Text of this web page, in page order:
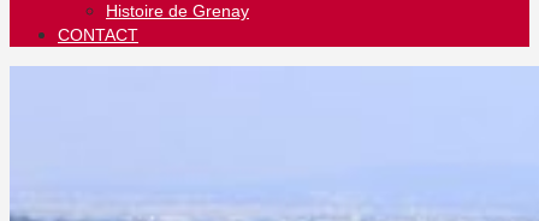
Histoire de Grenay
CONTACT